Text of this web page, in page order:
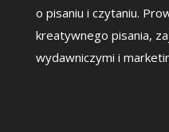
o pisaniu i czytaniu.
kreatywnego pisania,
wydawniczymi i